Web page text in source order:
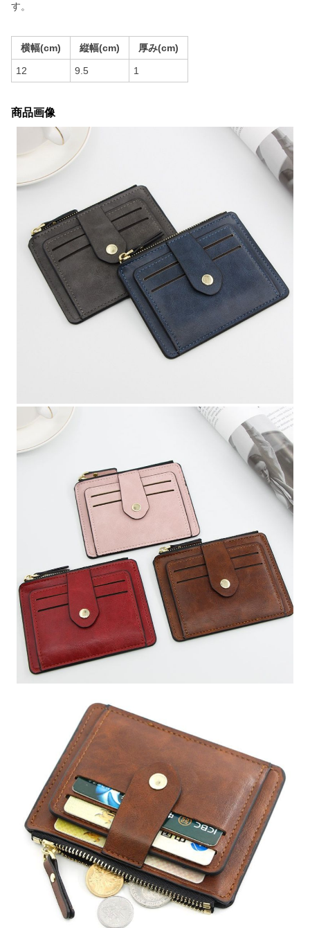
す。
横幅(cm) 縦幅(cm) 厚み(cm)
12 9.5 1
商品画像